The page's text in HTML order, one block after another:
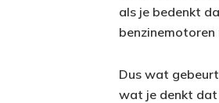
als je bedenkt
Dus wat
wat je denkt dat